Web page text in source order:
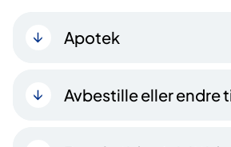
Apotek
Avbestille eller endre